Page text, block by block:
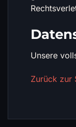
Unsere
Zurück zur